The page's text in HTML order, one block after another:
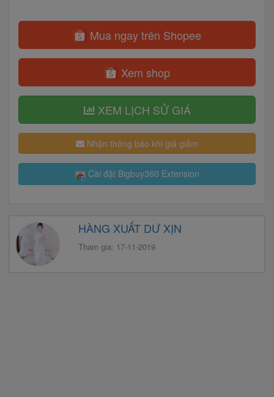
Mua ngay trên Shopee
Xem shop
XEM LỊCH SỬ GIÁ
Nhận thông báo khi giá giảm
Cài đặt Bigbuy360 Extension
HÀNG XUẤT DƯ XỊN
Tham gia: 17-11-2019